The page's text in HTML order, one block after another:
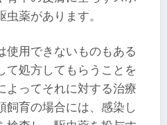
薬があります。
使用できないものもある
て処方してもらうことを
よってそれに対する治療
飼育の場合には、感染し